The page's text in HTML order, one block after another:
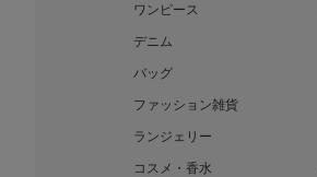
ワンピース
デニム
バッグ
ファッション雑貨
ランジェリー
コスメ・香水